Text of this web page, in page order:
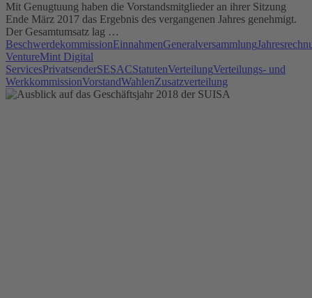
Mit Genugtuung haben die Vorstandsmitglieder an ihrer Sitzung
Ende März 2017 das Ergebnis des vergangenen Jahres genehmigt.
Der Gesamtumsatz lag …
BeschwerdekommissionEinnahmenGeneralversammlung
VentureMint Digital
ServicesPrivatsenderSESACStatutenVerteilungVerteilungs- und
WerkkommissionVorstandWahlenZusatzverteilung